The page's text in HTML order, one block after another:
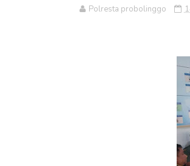
Polresta probolinggo